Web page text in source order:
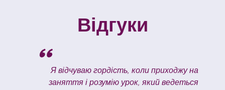
Відгуки
"Я відчуваю гордість, коли приходжу на
заняття і розумію урок, який ведеться